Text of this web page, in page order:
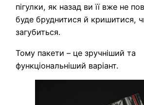
пігулки, як назад ви її вже не
буде бруднитися й кришитися,
загубиться.
Тому пакети – це зручніший та
функціональніший варіант.